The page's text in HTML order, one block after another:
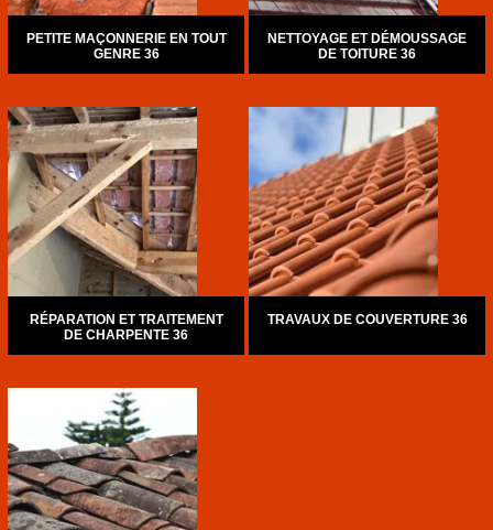
PETITE MAÇONNERIE EN TOUT
GENRE 36
NETTOYAGE ET DÉMOUSSAGE
DE TOITURE 36
RÉPARATION ET TRAITEMENT
DE CHARPENTE 36
TRAVAUX DE COUVERTURE 36